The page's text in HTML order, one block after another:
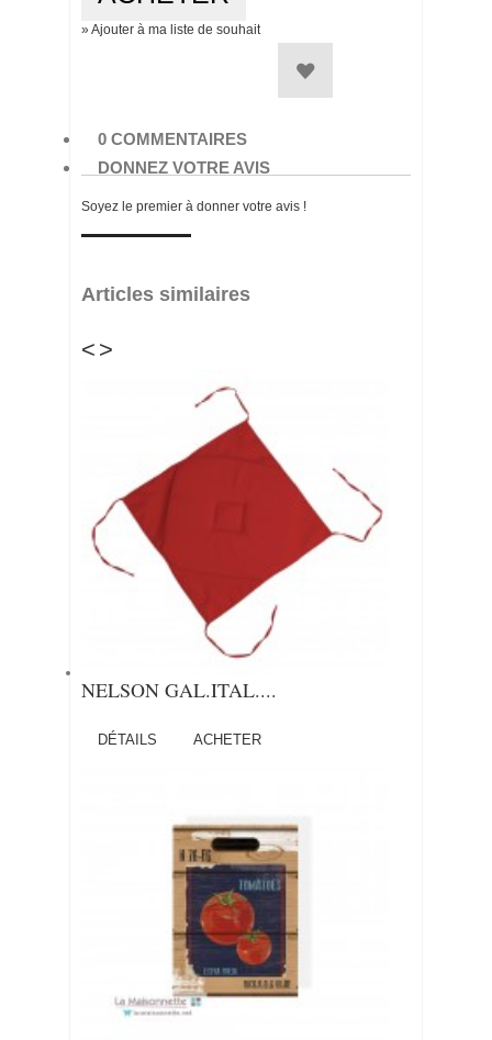
» Ajouter à ma liste de souhait
0 COMMENTAIRES
DONNEZ VOTRE AVIS
Soyez le premier à donner votre avis !
Articles similaires
< >
NELSON GAL.ITAL....
DÉTAILS ACHETER